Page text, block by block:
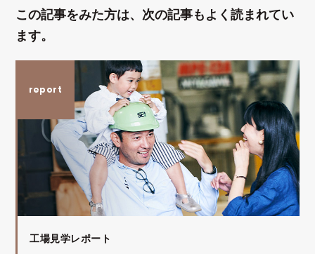
この記事をみた方は、次の記事もよく読まれてい
ます。
工場見学レポート